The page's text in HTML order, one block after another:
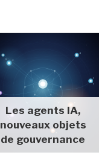
Les agents IA,
nouveaux objets
de gouvernance